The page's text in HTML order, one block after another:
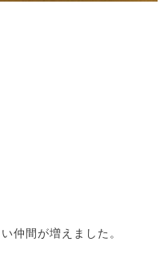
仲間が増えました。